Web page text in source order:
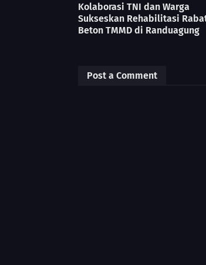
Kolaborasi TNI dan Warga
Sukseskan Rehabilitasi
Beton TMMD di Randuagung
Post a Comment